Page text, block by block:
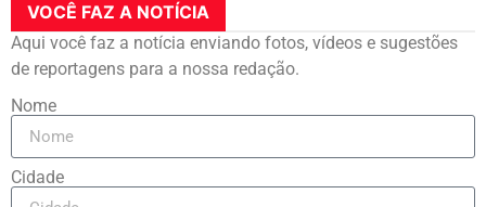
VOCÊ FAZ A NOTÍCIA
Aqui você faz a notícia enviando fotos, vídeos e sugestões
de reportagens para a nossa redação.
Nome
Cidade